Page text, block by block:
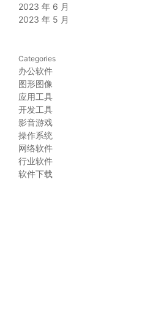
2023 年 6 月
2023 年 5 月
Categories
办公软件
图形图像
应用工具
开发工具
影音游戏
操作系统
网络软件
行业软件
软件下载